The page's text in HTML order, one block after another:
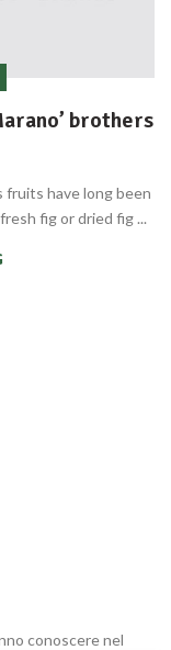
brothers
fruits have long been
fig or dried fig ...
conoscere nel